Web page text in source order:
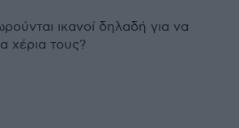
ικανοί δηλαδή για να
χέρια τους?